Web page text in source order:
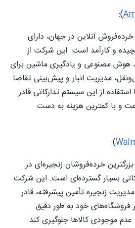
):
خرده‌فروش آنلاین در جهان، دارای
و کارآمد است. این شرکت از
هوش مصنوعی و یادگیری ماشین برای
مدیریت انبار و پیش‌بینی تقاضا
از این سیستم تدارکاتی قادر
و با کمترین هزینه به دست
):
خرده‌فروشان زنجیره‌ای در
بسیار گسترده‌ای است. این شرکت
زنجیره تأمین پیشرفته، قادر
فروشگاه‌های خود به طور دقیق
موجودی کالاها جلوگیری کند.